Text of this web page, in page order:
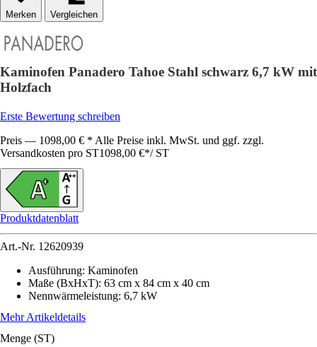
Vergleichen
Kaminofen Panadero Tahoe Stahl schwarz 6,7 kW mit
Holzfach
Erste Bewertung schreiben
Preis — 1098,00 € * Alle Preise inkl. MwSt. und ggf. zzgl.
Versandkosten pro ST1098,00 €*/ ST
Produktdatenblatt
Art.-Nr. 12620939
Ausführung: Kaminofen
Maße (BxHxT): 63 cm x 84 cm x 40 cm
Nennwärmeleistung: 6,7 kW
Mehr Artikeldetails
Menge (ST)